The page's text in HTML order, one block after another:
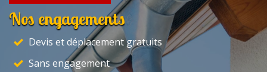
Nos engagements
Devis et déplacement gratuits
Sans engagement